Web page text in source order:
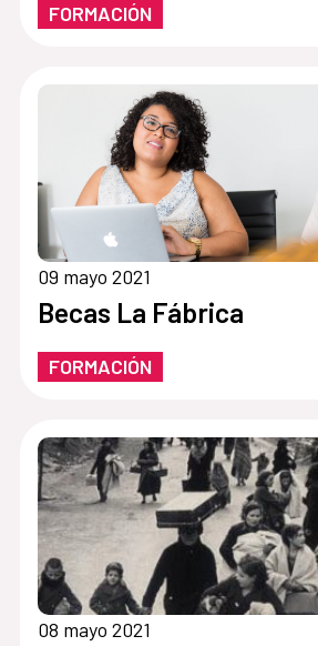
FORMACIÓN
09 mayo 2021
Becas La Fábrica
FORMACIÓN
08 mayo 2021